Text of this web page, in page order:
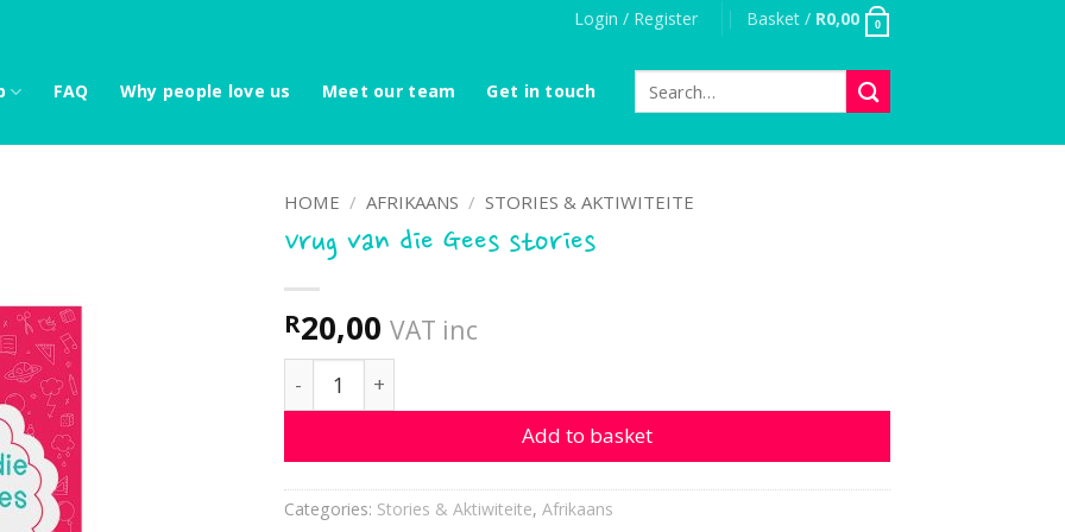
Login / Register Basket / R0,00 0
FAQ Why people love us Meet our team Get in touch
for:
HOME / AFRIKAANS / STORIES & AKTIWITEITE
Vrug van die Gees stories
R20,00 VAT inc
Vrug van die Gees stories quantity
Add to basket
Categories: Stories & Aktiwiteite, Afrikaans